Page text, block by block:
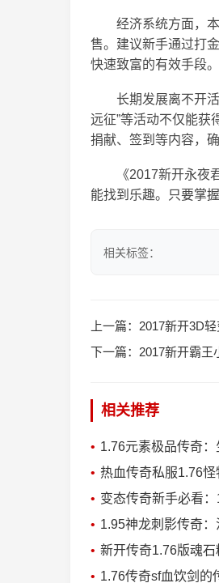
经济系统方面，
售。建议新手通过打
快速致富的有效手段
长期发展离不开
远征”等活动不仅能获
捐献、签到等内容，
《2017新开永
能找到乐趣。只要掌
相关标签：
上一篇： 2017新开3D
下一篇： 2017新开霸王
相关推荐
1.76元素极品传奇
热血传奇私服1.76
变态传奇新手必看
1.95神龙刺影传奇
新开传奇1.76版魂
1.76传奇sf血饮剑的